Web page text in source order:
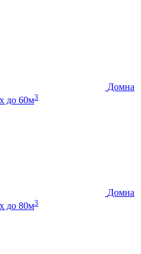
Домна
до 60м3
Домна
до 80м3